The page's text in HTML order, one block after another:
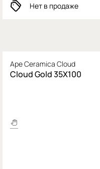
Нет в продаже
Ape Ceramica Cloud
Cloud Gold 35X100